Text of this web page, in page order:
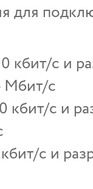
для
кбит/c и
Mбит/c
кбит/c и
c и